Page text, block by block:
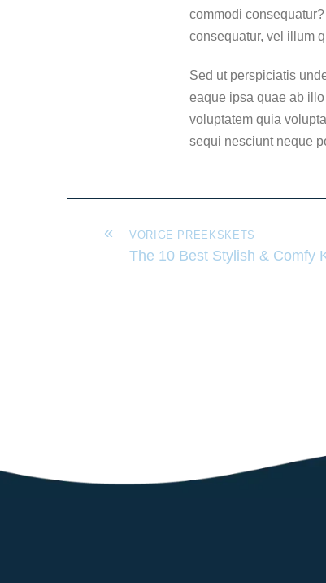
commodi
consequatur, vel illum
Sed ut perspiciatis
eaque ipsa quae ab
voluptatem quia
sequi nesciunt neque
« VORIGE PREEKSKETS
The 10 Best Stylish & Comfy